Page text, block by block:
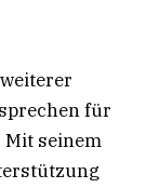
für
Mit seinem